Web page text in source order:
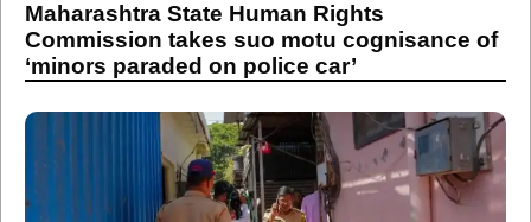
Maharashtra State Human Rights
Commission takes suo motu cognisance of
‘minors paraded on police car’